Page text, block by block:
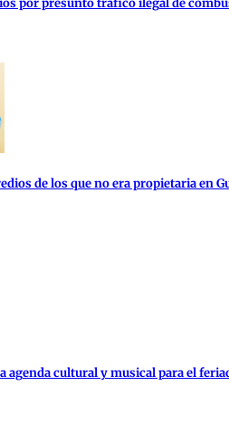
por presunto tráfico ilegal de
de los que no era propietaria en
agenda cultural y musical para el